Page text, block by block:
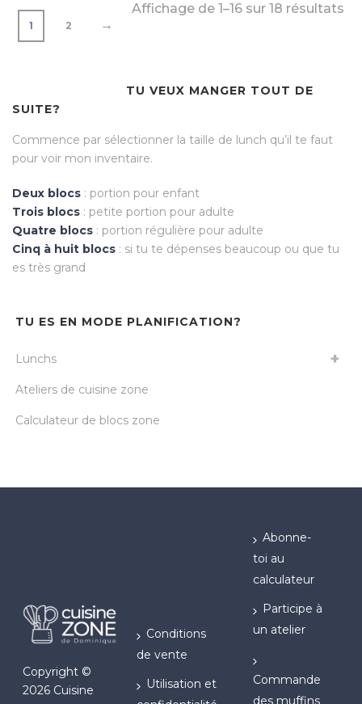
1 2 →
Affichage de 1–16 sur 18 résultats
TU VEUX MANGER TOUT DE
SUITE?
Commence par sélectionner la taille de lunch qu’il te faut
pour voir mon inventaire.
Deux blocs : portion pour enfant
Trois blocs : petite portion pour adulte
Quatre blocs : portion régulière pour adulte
Cinq à huit blocs : si tu te dépenses beaucoup ou que tu
es très grand
TU ES EN MODE PLANIFICATION?
Lunchs
Ateliers de cuisine zone
Calculateur de blocs zone
Copyright ©
2026 Cuisine
Conditions
de vente
Utilisation et
Abonne-
toi au
calculateur
Participe à
un atelier
Commande
des muffins